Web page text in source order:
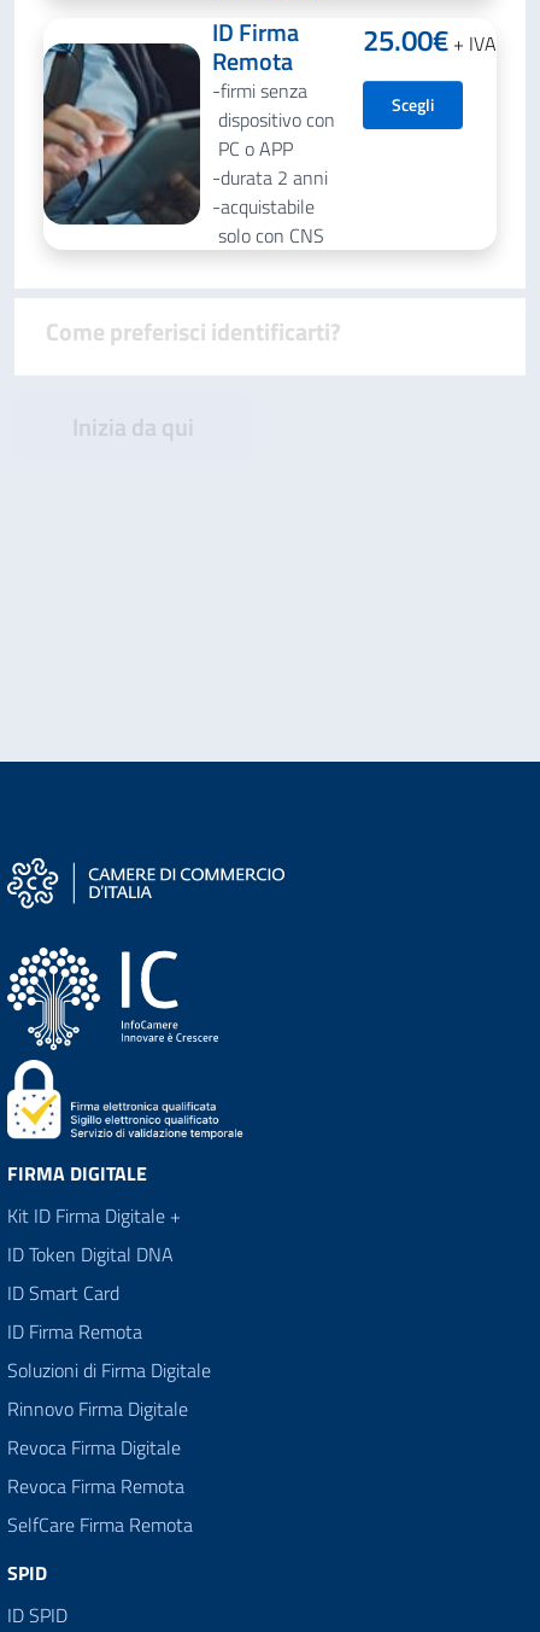
ID Firma
Remota
firmi senza
dispositivo con
PC o APP
durata 2 anni
acquistabile
solo con CNS
25.00€ + IVA
Scegli
Come preferisci identificarti?
Inizia da qui
FIRMA DIGITALE
Kit ID Firma Digitale +
ID Token Digital DNA
ID Smart Card
ID Firma Remota
Soluzioni di Firma Digitale
Rinnovo Firma Digitale
Revoca Firma Digitale
Revoca Firma Remota
SelfCare Firma Remota
SPID
ID SPID